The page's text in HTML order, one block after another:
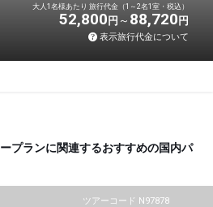
大人1名様あたり 旅行代金（1～2名1室・税込）
52,800 円 88,720 円
表示旅行代金について
プランに関連するおすすめの国内パ
ツアーコード N97878